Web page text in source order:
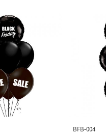
BFB-004